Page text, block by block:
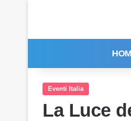
Eventi Italia
La Luce